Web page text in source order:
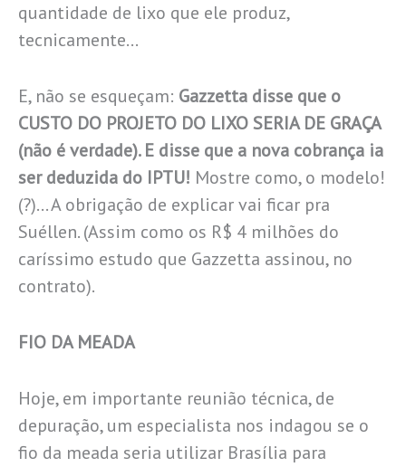
quantidade de lixo que ele produz,
tecnicamente…
E, não se esqueçam: Gazzetta disse que o
CUSTO DO PROJETO DO LIXO SERIA DE GRAÇA
(não é verdade). E disse que a nova cobrança ia
ser deduzida do IPTU! Mostre como, o modelo!
(?)… A obrigação de explicar vai ficar pra
Suéllen. (Assim como os R$ 4 milhões do
caríssimo estudo que Gazzetta assinou, no
contrato).
FIO DA MEADA
Hoje, em importante reunião técnica, de
depuração, um especialista nos indagou se o
fio da meada seria utilizar Brasília para